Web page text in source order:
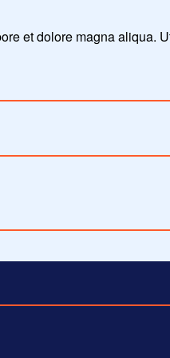
et dolore magna aliqua.